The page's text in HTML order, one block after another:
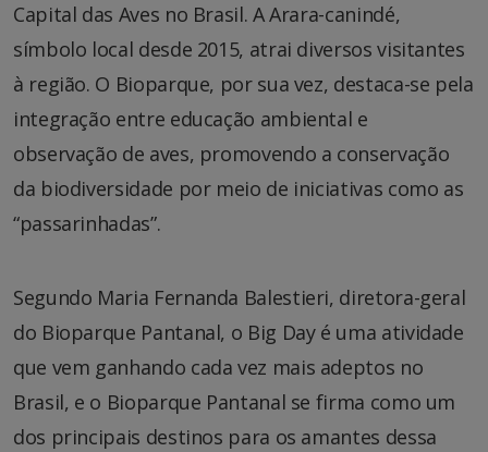
Capital das Aves no Brasil. A Arara-canindé,
símbolo local desde 2015, atrai diversos visitantes
à região. O Bioparque, por sua vez, destaca-se pela
integração entre educação ambiental e
observação de aves, promovendo a conservação
da biodiversidade por meio de iniciativas como as
“passarinhadas”.
Segundo Maria Fernanda Balestieri, diretora-geral
do Bioparque Pantanal, o Big Day é uma atividade
que vem ganhando cada vez mais adeptos no
Brasil, e o Bioparque Pantanal se firma como um
dos principais destinos para os amantes dessa